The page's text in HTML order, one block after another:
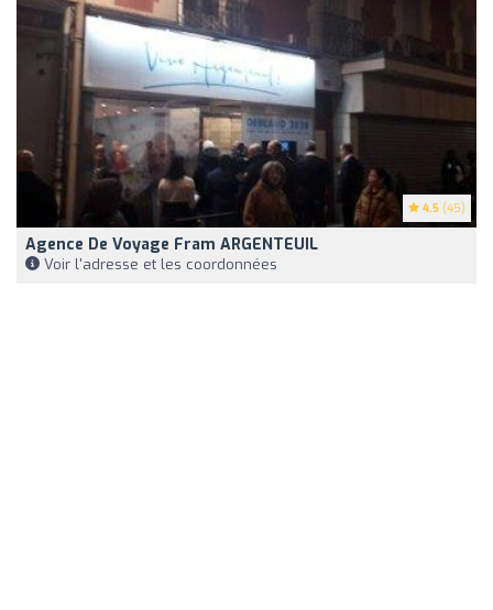
4.5 (45)
Agence De Voyage Fram ARGENTEUIL
Voir l'adresse et les coordonnées